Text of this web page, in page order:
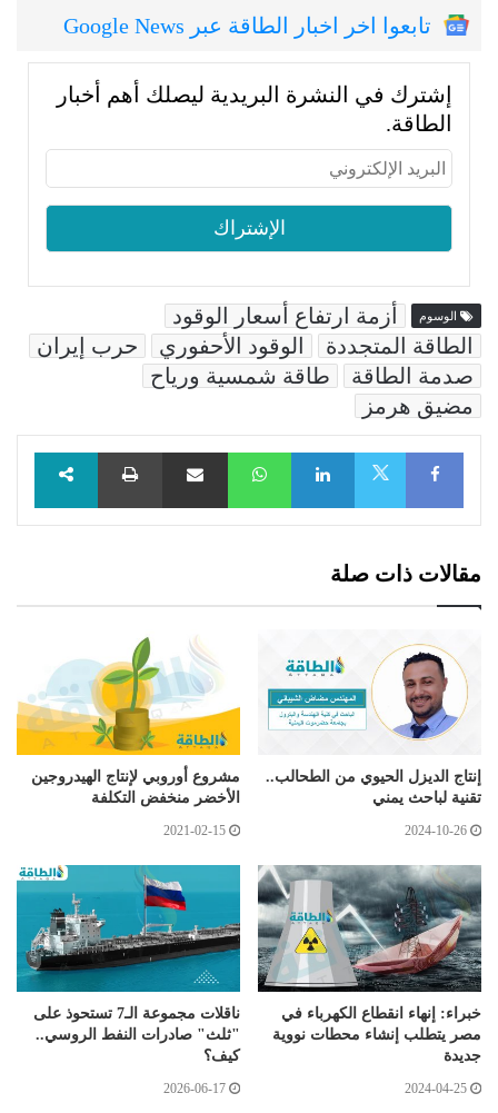
تابعوا اخر اخبار الطاقة عبر Google News
إشترك في النشرة البريدية ليصلك أهم أخبار
الطاقة.
الوسوم
أزمة ارتفاع أسعار الوقود
الطاقة المتجددة
الوقود الأحفوري
حرب إيران
صدمة الطاقة
طاقة شمسية ورياح
مضيق هرمز
Facebook
LinkedIn
WhatsAppمشاركة عبر البريد طباعة
مقالات ذات صلة
إنتاج الديزل الحيوي من الطحالب..
تقنية لباحث يمني
2024-10-26
مشروع أوروبي لإنتاج الهيدروجين
الأخضر منخفض التكلفة
2021-02-15
خبراء: إنهاء انقطاع الكهرباء في
مصر يتطلب إنشاء محطات نووية
جديدة
2024-04-25
ناقلات مجموعة الـ7 تستحوذ على
"ثلث" صادرات النفط الروسي..
كيف؟
2026-06-17